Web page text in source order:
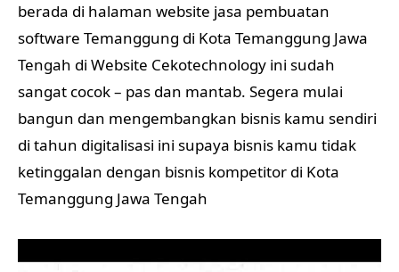
berada di halaman website jasa pembuatan
software Temanggung di Kota Temanggung Jawa
Tengah di Website Cekotechnology ini sudah
sangat cocok – pas dan mantab. Segera mulai
bangun dan mengembangkan bisnis kamu sendiri
di tahun digitalisasi ini supaya bisnis kamu tidak
ketinggalan dengan bisnis kompetitor di Kota
Temanggung Jawa Tengah